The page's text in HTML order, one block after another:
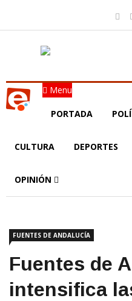
Menu
PORTADA
CULTURA DEPORTES
OPINIÓN
FUENTES DE ANDALUCÍA
Fuentes de
intensifica